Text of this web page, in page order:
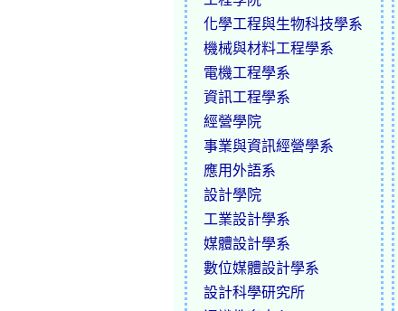
化學工程與生物科技學系
機械與材料工程學系
電機工程學系
資訊工程學系
經營學院
事業與資訊經營學系
應用外語系
設計學院
工業設計學系
媒體設計學系
數位媒體設計學系
設計科學研究所